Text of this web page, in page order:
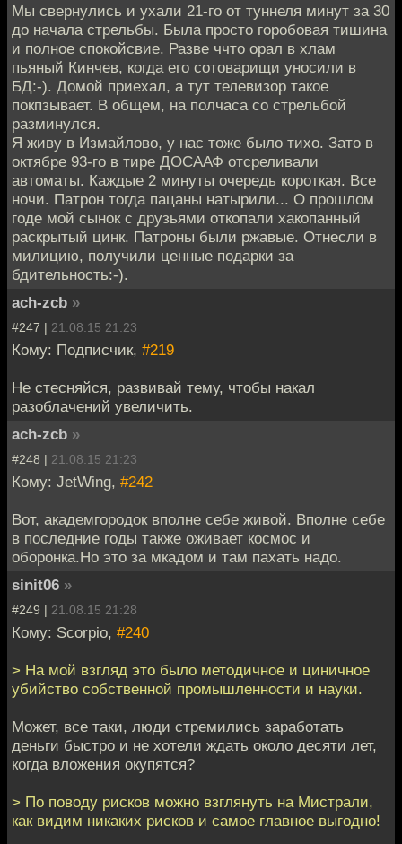
Мы свернулись и ухали 21-го от туннеля минут за 30
до начала стрельбы. Была просто горобовая тишина
и полное спокойсвие. Разве ччто орал в хлам
пьяный Кинчев, когда его сотоварищи уносили в
БД:-). Домой приехал, а тут телевизор такое
покпзывает. В общем, на полчаса со стрельбой
разминулся.
Я живу в Измайлово, у нас тоже было тихо. Зато в
октябре 93-го в тире ДОСААФ отсреливали
автоматы. Каждые 2 минуты очередь короткая. Все
ночи. Патрон тогда пацаны натырили... О прошлом
годе мой сынок с друзьями откопали хакопанный
раскрытый цинк. Патроны были ржавые. Отнесли в
милицию, получили ценные подарки за
бдительность:-).
ach-zcb »
#247 | 21.08.15 21:23
Кому: Подписчик, #219
Не стесняйся, развивай тему, чтобы накал
разоблачений увеличить.
ach-zcb »
#248 | 21.08.15 21:23
Кому: JetWing, #242
Вот, академгородок вполне себе живой. Вполне себе
в последние годы также оживает космос и
оборонка.Но это за мкадом и там пахать надо.
sinit06 »
#249 | 21.08.15 21:28
Кому: Scorpio, #240
> На мой взгляд это было методичное и циничное
убийство собственной промышленности и науки.
Может, все таки, люди стремились заработать
деньги быстро и не хотели ждать около десяти лет,
когда вложения окупятся?
> По поводу рисков можно взглянуть на Мистрали,
как видим никаких рисков и самое главное выгодно!